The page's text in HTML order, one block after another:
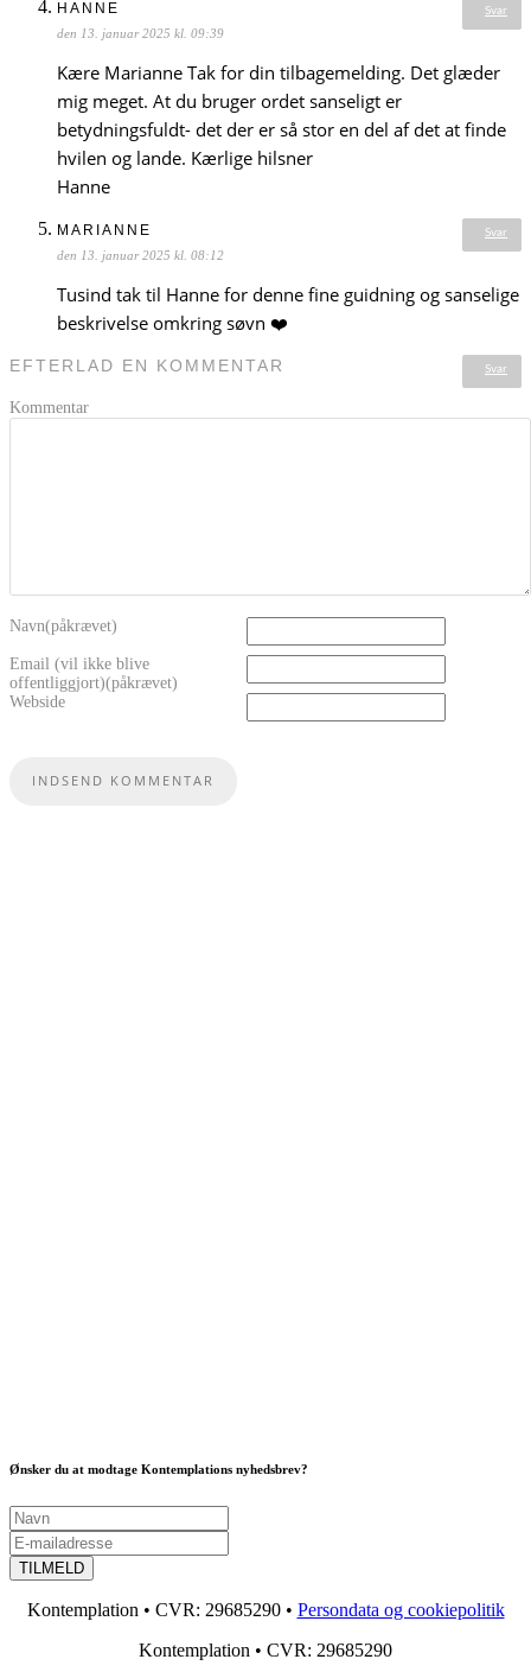
Svar
HANNE
den 13. januar 2025 kl. 09:39
Kære Marianne Tak for din tilbagemelding. Det glæder
mig meget. At du bruger ordet sanseligt er
betydningsfuldt- det der er så stor en del af det at finde
hvilen og lande. Kærlige hilsner
Hanne
Svar
MARIANNE
den 13. januar 2025 kl. 08:12
Tusind tak til Hanne for denne fine guidning og sanselige
beskrivelse omkring søvn ❤️
Svar
EFTERLAD EN KOMMENTAR
Kommentar
Navn(påkrævet)
Email (vil ikke blive
offentliggjort)(påkrævet)
Webside
Ønsker du at modtage Kontemplations nyhedsbrev?
Kontemplation • CVR: 29685290 • Persondata og cookiepolitik
Kontemplation • CVR: 29685290